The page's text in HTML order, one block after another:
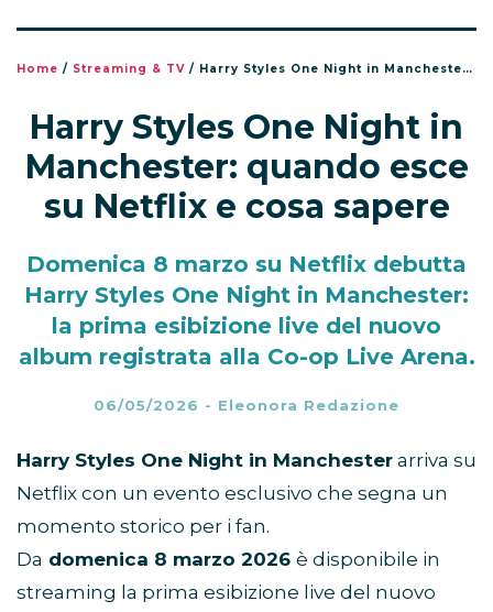
Home / Streaming & TV / Harry Styles One Night in Manchester: quando esce su Netflix e cosa sapere
Harry Styles One Night in
Manchester: quando esce
su Netflix e cosa sapere
Domenica 8 marzo su Netflix debutta
Harry Styles One Night in Manchester:
la prima esibizione live del nuovo
album registrata alla Co-op Live Arena.
06/05/2026 - Eleonora Redazione
Harry Styles One Night in Manchester arriva su
Netflix con un evento esclusivo che segna un
momento storico per i fan.
Da domenica 8 marzo 2026 è disponibile in
streaming la prima esibizione live del nuovo